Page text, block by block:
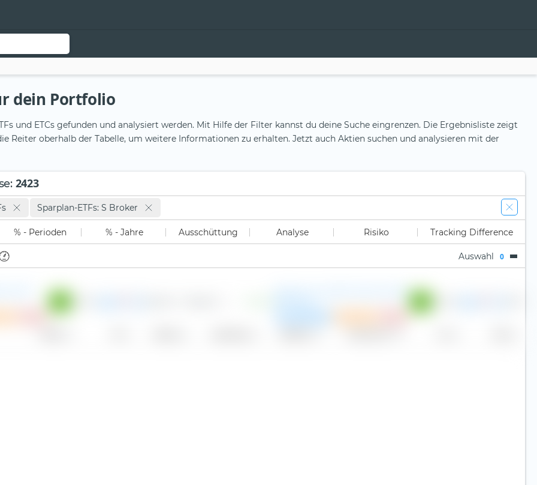
dein Portfolio
und ETCs gefunden und analysiert werden. Mit Hilfe der Filter kannst du deine Suche eingrenzen. Die Ergebnisliste zeigt
Reiter oberhalb der Tabelle, um weitere Informationen zu erhalten. Jetzt auch Aktien suchen und analysieren mit der
: 2423
Sparplan-ETFs: S Broker
% - Perioden % - Jahre Ausschüttung Analyse Risiko Tracking Difference
Auswahl 0
UCITS